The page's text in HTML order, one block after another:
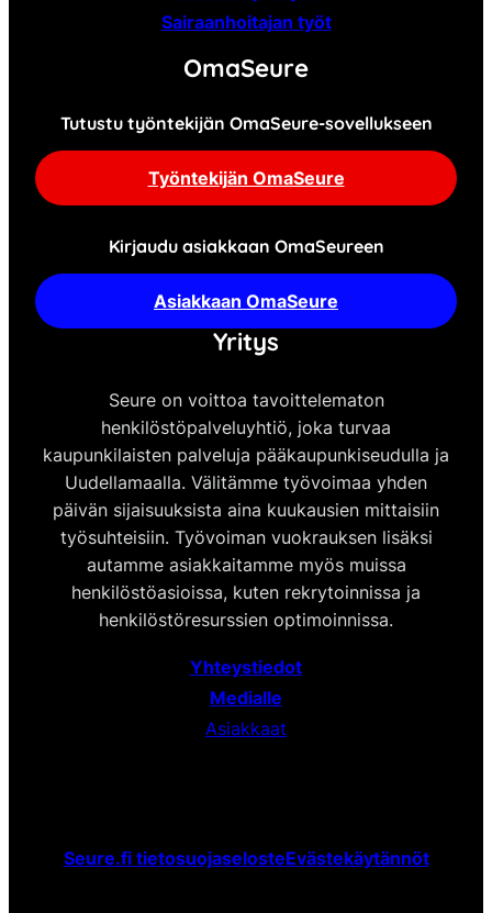
Sairaanhoitajan työt
OmaSeure
Tutustu työntekijän OmaSeure-sovellukseen
Työntekijän OmaSeure
Kirjaudu asiakkaan OmaSeureen
Asiakkaan OmaSeure
Yritys
Seure on voittoa tavoittelematon
henkilöstöpalveluyhtiö, joka turvaa
kaupunkilaisten palveluja pääkaupunkiseudulla ja
Uudellamaalla. Välitämme työvoimaa yhden
päivän sijaisuuksista aina kuukausien mittaisiin
työsuhteisiin. Työvoiman vuokrauksen lisäksi
autamme asiakkaitamme myös muissa
henkilöstöasioissa, kuten rekrytoinnissa ja
henkilöstöresurssien optimoinnissa.
Yhteystiedot
Medialle
Asiakkaat
Seure.fi tietosuojaselosteEvästekäytännöt